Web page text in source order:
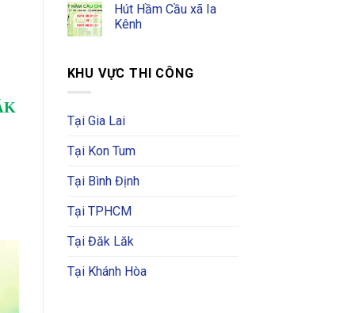
Hút Hầm Cầu xã Ia
Kênh
KHU VỰC THI CÔNG
Tại Gia Lai
Tại Kon Tum
Tại Bình Định
Tại TPHCM
Tại Đăk Lăk
Tại Khánh Hòa